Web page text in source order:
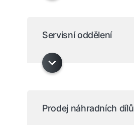
Servisní oddělení
Prodej náhradních dílů